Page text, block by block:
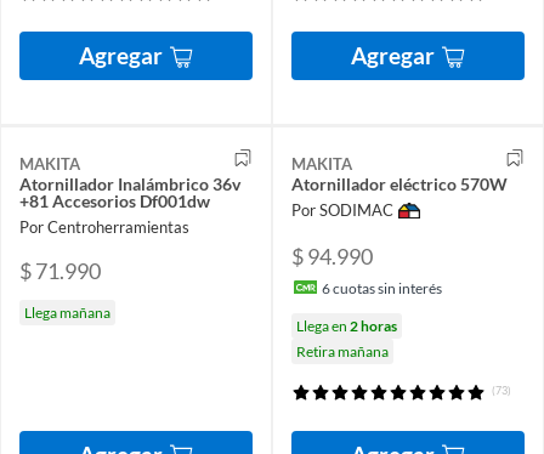
Agregar Agregar
MAKITA
Atornillador Inalámbrico 36v
+81 Accesorios Df001dw
Por Centroherramientas
$ 71.990
Llega mañana
MAKITA
Atornillador eléctrico 570W
Por SODIMAC
$ 94.990
6cuotas sin interés
Llega en 2 horas
Retira mañana
(73)